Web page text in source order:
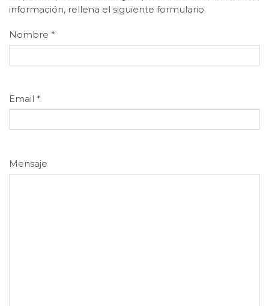
información, rellena el siguiente formulario.
Nombre *
Email *
Mensaje